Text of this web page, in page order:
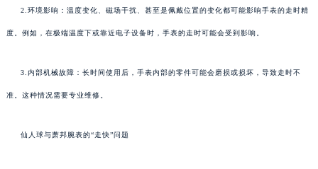
2.环境影响：温度变化、磁场干扰、甚至是佩戴位置的变化都可能影响手表的走时精
度。例如，在极端温度下或靠近电子设备时，手表的走时可能会受到影响。
3.内部机械故障：长时间使用后，手表内部的零件可能会磨损或损坏，导致走时不
准。这种情况需要专业维修。
仙人球与萧邦腕表的“走快”问题